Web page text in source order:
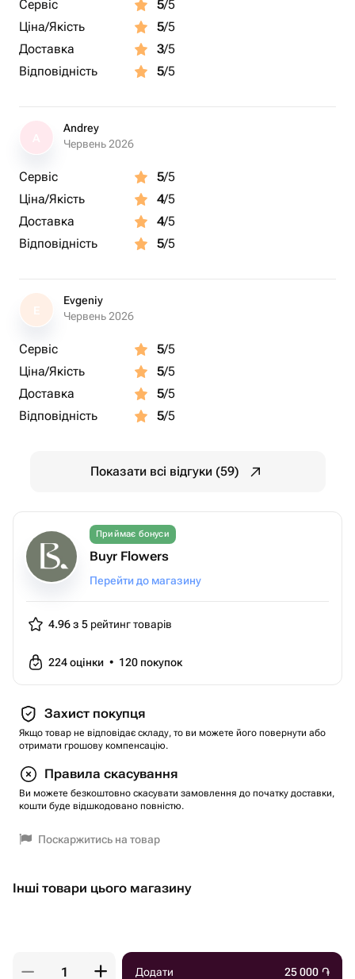
Сервіс 5/5
Ціна/Якість
5/5
Доставка
3/5
Відповідність
5/5
Andrey
Червень 2026
Сервіс 5/5
Ціна/Якість
4/5
Доставка
4/5
Відповідність
5/5
E
Evgeniy
Червень 2026
Сервіс 5/5
Ціна/Якість
5/5
Доставка
5/5
Відповідність
5/5
Показати всі відгуки (59)
Приймає бонуси
Buyr Flowers
Перейти до магазину
4.96 з 5 рейтинг товарів
224оцінки • 120 покупок
Захист покупця
Якщо товар не відповідає складу, то ви можете його повернути або
отримати грошову компенсацію.
Правила скасування
Ви можете безкоштовно скасувати замовлення до початку доставки,
кошти буде відшкодовано повністю.
Поскаржитись на товар
Інші товари цього магазину
Додати 25 000 ֏